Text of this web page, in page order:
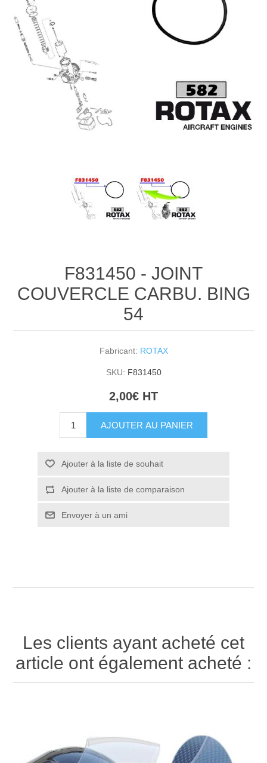
F831450 - JOINT
COUVERCLE CARBU. BING
54
Fabricant: ROTAX
SKU: F831450
2,00€ HT
AJOUTER AU PANIER
Ajouter à la liste de souhait
Ajouter à la liste de comparaison
Envoyer à un ami
Les clients ayant acheté cet
article ont également acheté :